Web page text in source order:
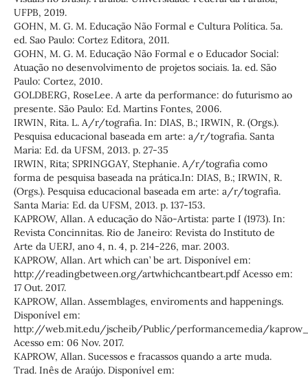
UFPB, 2019.
GOHN, M. G. M. Educação Não Formal e Cultura Política. 5a.
ed. Sao Paulo: Cortez Editora, 2011.
GOHN, M. G. M. Educação Não Formal e o Educador Social:
Atuação no desenvolvimento de projetos sociais. 1a. ed. São
Paulo: Cortez, 2010.
GOLDBERG, RoseLee. A arte da performance: do futurismo ao
presente. São Paulo: Ed. Martins Fontes, 2006.
IRWIN, Rita. L. A/r/tografia. In: DIAS, B.; IRWIN, R. (Orgs.).
Pesquisa educacional baseada em arte: a/r/tografia. Santa
Maria: Ed. da UFSM, 2013. p. 27-35
IRWIN, Rita; SPRINGGAY, Stephanie. A/r/tografia como
forma de pesquisa baseada na prática.In: DIAS, B.; IRWIN, R.
(Orgs.). Pesquisa educacional baseada em arte: a/r/tografia.
Santa Maria: Ed. da UFSM, 2013. p. 137-153.
KAPROW, Allan. A educação do Não-Artista: parte I (1973). In:
Revista Concinnitas. Rio de Janeiro: Revista do Instituto de
Arte da UERJ, ano 4, n. 4, p. 214-226, mar. 2003.
KAPROW, Allan. Art which can’ be art. Disponível em:
http://readingbetween.org/artwhichcantbeart.pdf Acesso em:
17 Out. 2017.
KAPROW, Allan. Assemblages, enviroments and happenings.
Disponível em:
http://web.mit.edu/jscheib/Public/performancemedia/
Acesso em: 06 Nov. 2017.
KAPROW, Allan. Sucessos e fracassos quando a arte muda.
Trad. Inês de Araújo. Disponível em: